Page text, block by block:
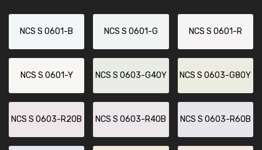
NCS S 0601-B NCS S 0601-G NCS S 0601-R
NCS S 0601-Y NCS S 0603-G40Y NCS S 0603-G80Y
NCS S 0603-R20B NCS S 0603-R40B NCS S 0603-R60B